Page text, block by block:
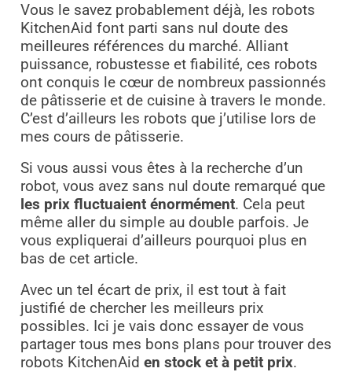
Vous le savez probablement déjà, les robots
KitchenAid font parti sans nul doute des
meilleures références du marché. Alliant
puissance, robustesse et fiabilité, ces robots
ont conquis le cœur de nombreux passionnés
de pâtisserie et de cuisine à travers le monde.
C’est d’ailleurs les robots que j’utilise lors de
mes cours de pâtisserie.
Si vous aussi vous êtes à la recherche d’un
robot, vous avez sans nul doute remarqué que
les prix fluctuaient énormément. Cela peut
même aller du simple au double parfois. Je
vous expliquerai d’ailleurs pourquoi plus en
bas de cet article.
Avec un tel écart de prix, il est tout à fait
justifié de chercher les meilleurs prix
possibles. Ici je vais donc essayer de vous
partager tous mes bons plans pour trouver des
robots KitchenAid en stock et à petit prix.